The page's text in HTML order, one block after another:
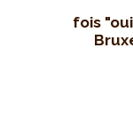
fois